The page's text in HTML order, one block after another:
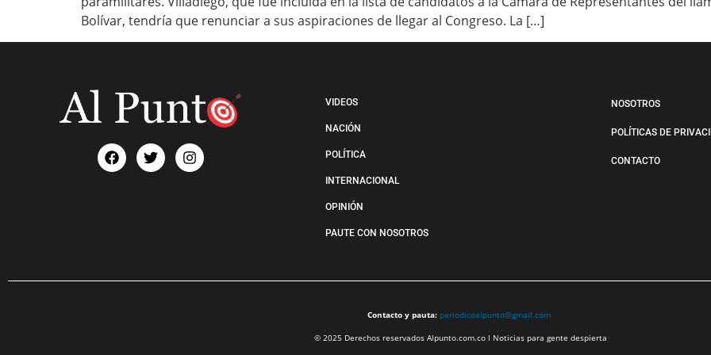
Bolívar, tendría que renunciar a sus aspiraciones de llegar al Congreso. La […]
VIDEOS
NACIÓN
POLÍTICA
INTERNACIONAL
OPINIÓN
PAUTE CON NOSOTROS
NOSOTROS
POLÍTICAS DE
CONTACTO
Contacto y pauta: periodicoalpunto@gmail.com
© 2025 Derechos reservados Alpunto.com.co l Noticias para gente despierta